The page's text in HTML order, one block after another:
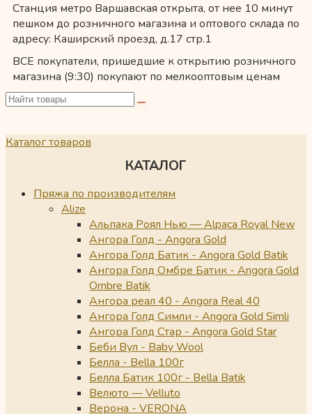
Станция метро Варшавская открыта, от нее 10 минут
пешком до розничного магазина и оптового склада по
адресу: Каширский проезд, д.17 стр.1
ВСЕ покупатели, пришедшие к открытию розничного
магазина (9:30) покупают по мелкооптовым ценам
Каталог товаров
КАТАЛОГ
Пряжа по производителям
Alize
Альпака Роял Нью — Alpaca Royal New
Ангора Голд - Angora Gold
Ангора Голд Батик - Angora Gold Batik
Ангора Голд Омбре Батик - Angora Gold
Ombre Batik
Ангора реал 40 - Angora Real 40
Ангора Голд Симли - Angora Gold Simli
Ангора Голд Стар - Angora Gold Star
Беби Вул - Baby Wool
Белла - Bella 100г
Белла Батик 100г - Bella Batik
Велюто — Velluto
Верона - VERONA